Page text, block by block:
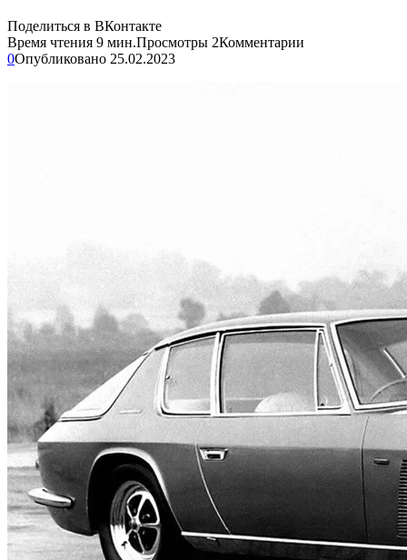
Поделиться в ВКонтакте
Время чтения 9 мин.Просмотры 2Комментарии
0Опубликовано 25.02.2023